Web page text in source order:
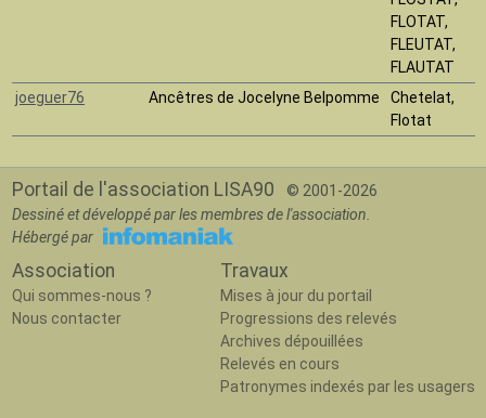
FLOTAT,
FLEUTAT,
FLAUTAT
joeguer76
Ancêtres de Jocelyne Belpomme
Chetelat,
Flotat
Portail de l'association LISA90
© 2001-2026
Dessiné et développé par les membres de l'association.
Hébergé par
Association
Qui sommes-nous ?
Nous contacter
Travaux
Mises à jour du portail
Progressions des relevés
Archives dépouillées
Relevés en cours
Patronymes indexés par les usagers